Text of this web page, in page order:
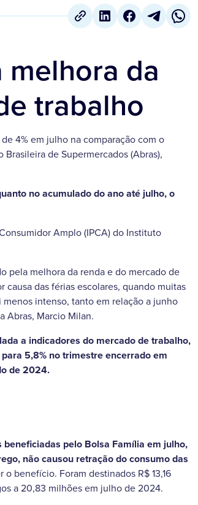
da
trabalho
4% em julho na comparação com o
de Supermercados (Abras),
no acumulado do ano até julho, o
Amplo (IPCA) do Instituto
pela melhora da renda e do mercado de
das férias escolares, quando muitas
intenso, tanto em relação a junho
Abras, Marcio Milan.
a indicadores do mercado de trabalho,
5,8% no trimestre encerrado em
de 2024.
pelo Bolsa Família em julho,
não causou retração do consumo das
benefício. Foram destinados R$ 13,16
a 20,83 milhões em julho de 2024.